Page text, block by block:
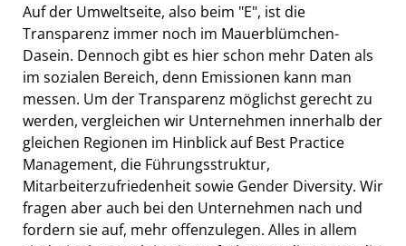
Auf der Umweltseite, also beim "E", ist die
Transparenz immer noch im Mauerblümchen-
Dasein. Dennoch gibt es hier schon mehr Daten als
im sozialen Bereich, denn Emissionen kann man
messen. Um der Transparenz möglichst gerecht zu
werden, vergleichen wir Unternehmen innerhalb der
gleichen Regionen im Hinblick auf Best Practice
Management, die Führungsstruktur,
Mitarbeiterzufriedenheit sowie Gender Diversity. Wir
fragen aber auch bei den Unternehmen nach und
fordern sie auf, mehr offenzulegen. Alles in allem